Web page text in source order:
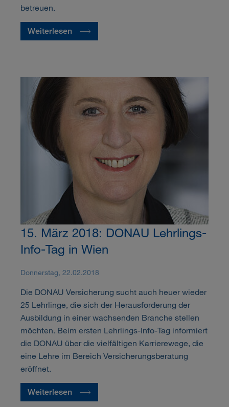
betreuen.
Weiterlesen
15. März 2018: DONAU Lehrlings-
Info-Tag in Wien
Donnerstag, 22.02.2018
Die DONAU Versicherung sucht auch heuer wieder
25 Lehrlinge, die sich der Herausforderung der
Ausbildung in einer wachsenden Branche stellen
möchten. Beim ersten Lehrlings-Info-Tag informiert
die DONAU über die vielfältigen Karrierewege, die
eine Lehre im Bereich Versicherungsberatung
eröffnet.
Weiterlesen